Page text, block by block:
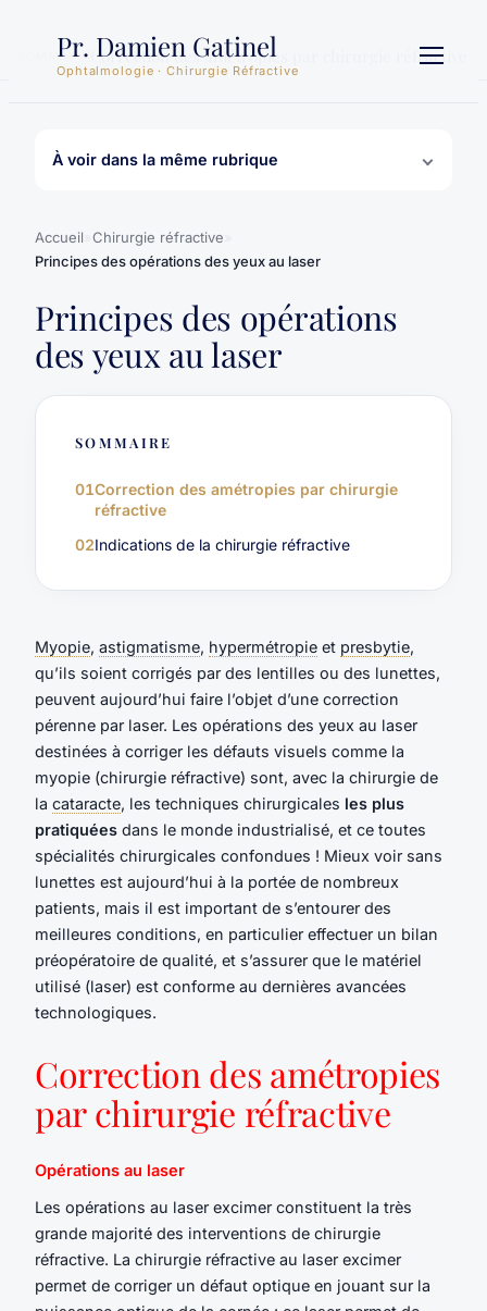
contenu
Pr. Damien Gatinel
Ophtalmologie · Chirurgie Réfractive
Accueil Chirurgie réfractive
Principes des opérations des yeux au laser
Principes des opérations
des yeux au laser
SOMMAIRE
01Correction des amétropies par chirurgie
réfractive
02Indications de la chirurgie réfractive
Myopie, astigmatisme, hypermétropie et presbytie,
qu’ils soient corrigés par des lentilles ou des lunettes,
peuvent aujourd’hui faire l’objet d’une correction
pérenne par laser. Les opérations des yeux au laser
destinées à corriger les défauts visuels comme la
myopie (chirurgie réfractive) sont, avec la chirurgie de
la cataracte, les techniques chirurgicales les plus
pratiquées dans le monde industrialisé, et ce toutes
spécialités chirurgicales confondues ! Mieux voir sans
lunettes est aujourd’hui à la portée de nombreux
patients, mais il est important de s’entourer des
meilleures conditions, en particulier effectuer un bilan
préopératoire de qualité, et s’assurer que le matériel
utilisé (laser) est conforme au dernières avancées
technologiques.
Correction des amétropies
par chirurgie réfractive
Opérations au laser
Les opérations au laser excimer constituent la très
grande majorité des interventions de chirurgie
réfractive. La chirurgie réfractive au laser excimer
permet de corriger un défaut optique en jouant sur la
À voir dans la même rubrique
SOMMAIRE Correction des amétropies par chirurgie réfractive